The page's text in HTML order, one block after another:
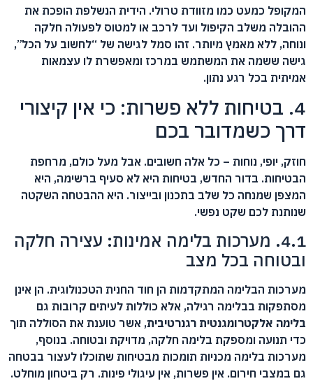
המקופל כמעט כמו מזוודת טרולי. הידית הנשלפת הופכת את
ההובלה משלב הקיפול ועד לרכב או למטוס לפעולה חלקה
ונוחה, ללא מאמץ מיותר. זהו סמל לגישה של “לחשוב על הכל”,
גישה ששמה את המשתמש במרכז ומאפשרת לו עצמאות
אמיתית בכל רגע נתון.
4. בטיחות ללא פשרות: כי אין קיצורי
דרך כשמדובר בכם
חוזק, יופי, נוחות – כל אלה חשובים. אבל מעל כולם, מרחפת
הבטיחות. בדור החדש, בטיחות היא לא סעיף ברשימה, היא
המצפן שמנחה כל שלב בתכנון ובייצור. היא ההבטחה השקטה
שנותנת לכם שקט נפשי.
4.1. מערכות בלימה אמינות: עצירה חלקה
ובטוחה בכל מצב
מערכות הבלימה המתקדמות הן חוד החנית הטכנולוגית. הן אינן
מסתפקות בבלימה רגילה, אלא כוללות לעיתים קרובות גם
בלימה אלקטרומגנטית רגנרטיבית, אשר טוענת את הסוללה תוך
כדי תנועה ומספקת בלימה חלקה, מדויקת ובטוחה. בנוסף,
מערכות בלימה מכניות תומכות מבטיחות שתוכלו לעצור בבטחה
גם במצבי חירום. אין פשרות, אין עיגולי פינות. רק ביטחון מוחלט.